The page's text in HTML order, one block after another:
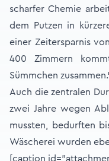
scharfer Chemie
dem Putzen in
einer Zeitersparnis
400 Zimmern
Sümmchen
Auch die zentralen
zwei Jahre wegen
mussten, bedurften
Wäscherei wurden
[caption